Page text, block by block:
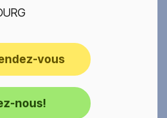
vous
nous!